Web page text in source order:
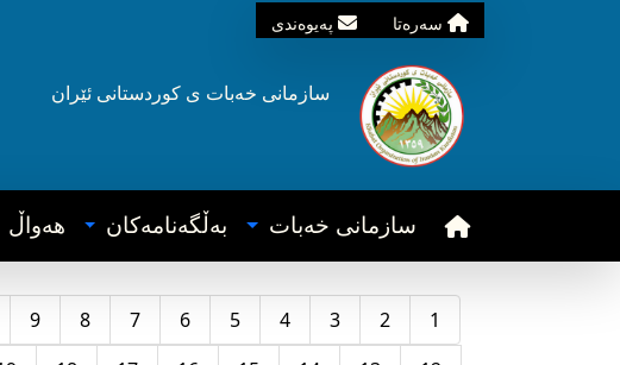
سه‌ره‌تا په‌یوه‌ندی
سازمانی خه‌بات ی کوردستانی ئێران
سازمانی خه‌بات به‌ڵگه‌نامه‌کان هه‌واڵ
1
2
3
4
5
6
7
8
9